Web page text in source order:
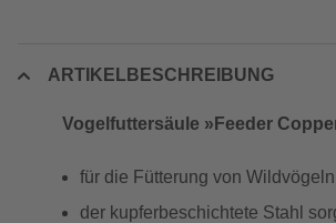
ARTIKELBESCHREIBUNG
Vogelfuttersäule »Feeder
für die Fütterung von
der kupferbeschichtete Stahl